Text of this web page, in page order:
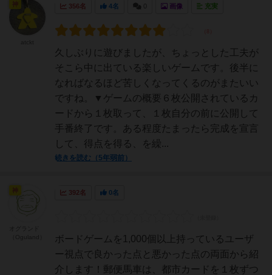
356名 4名 画像 充実
久しぶりに遊びましたが、ちょっとした工夫が
そこら中に出ている楽しいゲームです。後半に
なればなるほど苦しくなってくるのがまたいい
ですね。▼ゲームの概要６枚公開されているカ
ードから１枚取って、１枚自分の前に公開して
手番終了です。ある程度たまったら完成を宣言
して、得点を得る、を繰...
続きを読む（5年弱前）
神
392名 0名
ボードゲームを1,000個以上持っているユーザ
ー視点で良かった点と悪かった点の両面から紹
介します！郵便馬車は、都市カードを１枚ずつ